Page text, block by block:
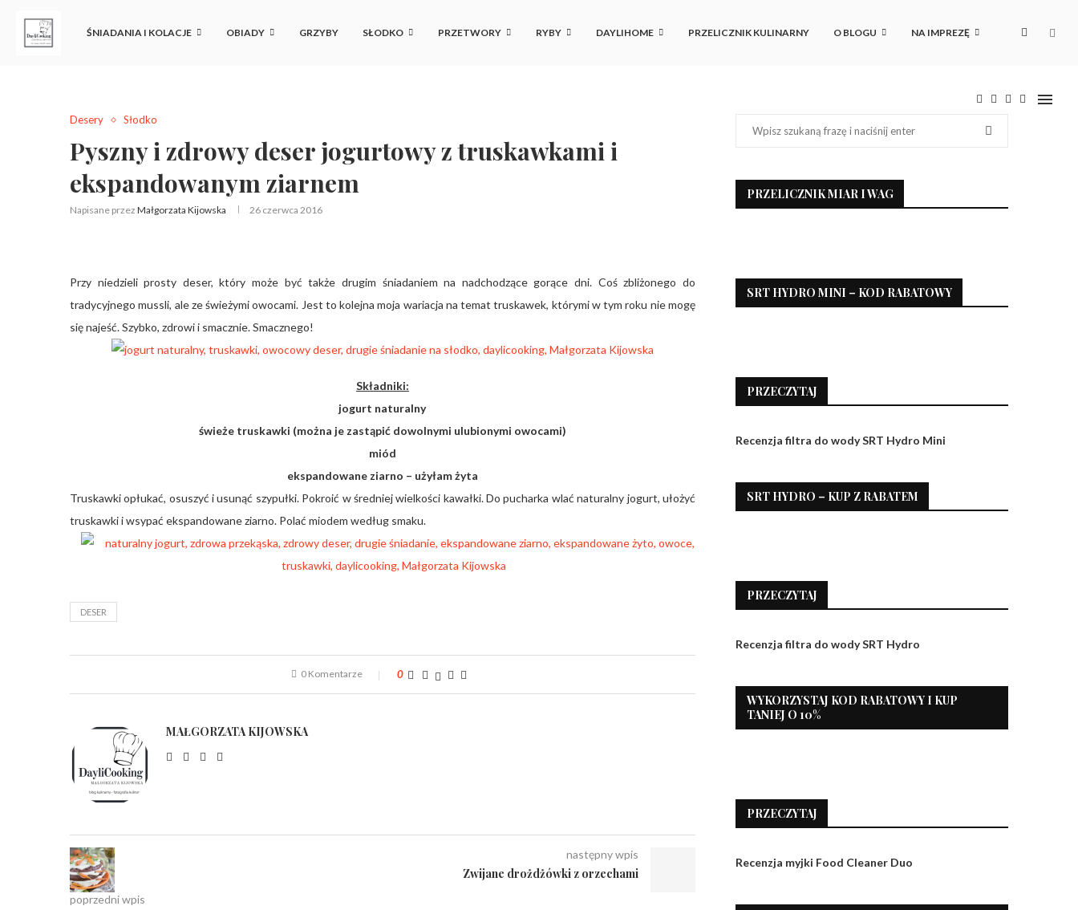
ŚNIADANIA I KOLACJE OBIADY GRZYBY SŁODKO PRZETWORY RYBY DAYLIHOME PRZELICZNIK KULINARNY O BLOGU NA IMPREZĘ
Desery Słodko
Pyszny i zdrowy deser jogurtowy z truskawkami i
ekspandowanym ziarnem
Napisane przez Małgorzata Kijowska 26 czerwca 2016
Przy niedzieli prosty deser, który może być także drugim śniadaniem na nadchodzące gorące dni. Coś zbliżonego do
tradycyjnego mussli, ale ze świeżymi owocami. Jest to kolejna moja wariacja na temat truskawek, którymi w tym roku nie mogę
się najeść. Szybko, zdrowi i smacznie. Smacznego!
Składniki:
jogurt naturalny
świeże truskawki (można je zastąpić dowolnymi ulubionymi owocami)
miód
ekspandowane ziarno – użyłam żyta
Truskawki opłukać, osuszyć i usunąć szypułki. Pokroić w średniej wielkości kawałki. Do pucharka wlać naturalny jogurt, ułożyć
truskawki i wsypać ekspandowane ziarno. Polać miodem według smaku.
DESER
0 Komentarze 0
MAŁGORZATA KIJOWSKA
poprzedni wpis
następny wpis
Zwijane drożdżówki z orzechami
PRZELICZNIK MIAR I WAG
SRT HYDRO MINI – KOD RABATOWY
PRZECZYTAJ
Recenzja filtra do wody SRT Hydro Mini
SRT HYDRO – KUP Z RABATEM
PRZECZYTAJ
Recenzja filtra do wody SRT Hydro
WYKORZYSTAJ KOD RABATOWY I KUP
TANIEJ O 10%
PRZECZYTAJ
Recenzja myjki Food Cleaner Duo